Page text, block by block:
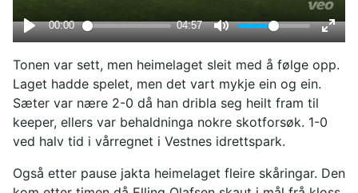
Tonen var sett, men heimelaget sleit med å følge opp.
Laget hadde spelet, men det vart mykje ein og ein.
Sæter var nære 2-0 då han dribla seg heilt fram til
keeper, ellers var behaldninga nokre skotforsøk. 1-0
ved halv tid i vårregnet i Vestnes idrettspark.
Også etter pause jakta heimelaget fleire skåringar. Den